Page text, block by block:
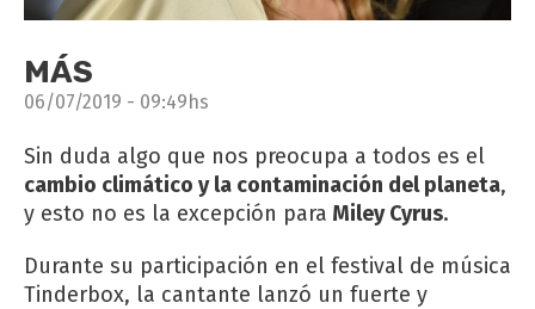
MÁS
06/07/2019 - 09:49hs
Sin duda algo que nos preocupa a todos es el
cambio climático y la contaminación del planeta,
y esto no es la excepción para Miley Cyrus.
Durante su participación en el festival de música
Tinderbox, la cantante lanzó un fuerte y